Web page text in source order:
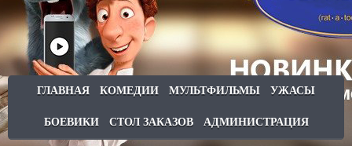
ГЛАВНАЯ КОМЕДИИ МУЛЬТФИЛЬМЫ УЖАСЫ
БОЕВИКИ СТОЛ ЗАКАЗОВ АДМИНИСТРАЦИЯ